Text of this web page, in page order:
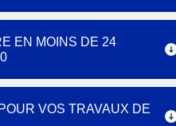
EN MOINS DE 24
VOS TRAVAUX DE